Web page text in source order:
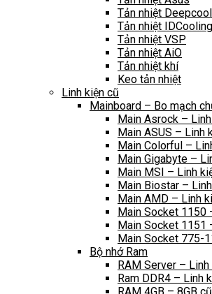
Tản nhiệt Deepcool
Tản nhiệt IDCooling
Tản nhiệt VSP
Tản nhiệt AiO
Tản nhiệt khí
Keo tản nhiệt
Linh kiện cũ
Mainboard – Bo mạch
Main Asrock –
Main ASUS – Linh
Main Colorful –
Main Gigabyte –
Main MSI – Linh
Main Biostar –
Main AMD – Linh
Main Socket 1150
Main Socket 1151
Main Socket 775-
Bộ nhớ Ram
RAM Server – Linh
Ram DDR4 – Linh